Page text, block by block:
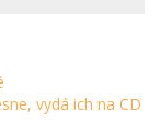
vydá ich na CD